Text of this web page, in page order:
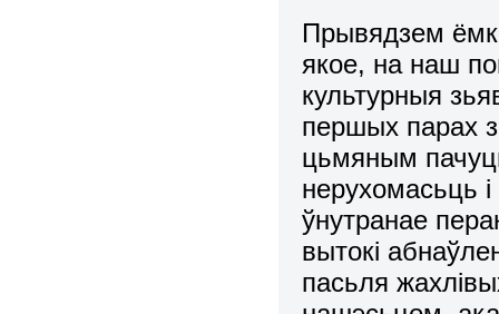
Прывядзем
якое, на наш
культурныя
першых парах
цьмяным
нерухомасьць
ўнутранае
вытокі
пасьля